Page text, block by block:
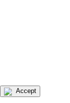
Accept